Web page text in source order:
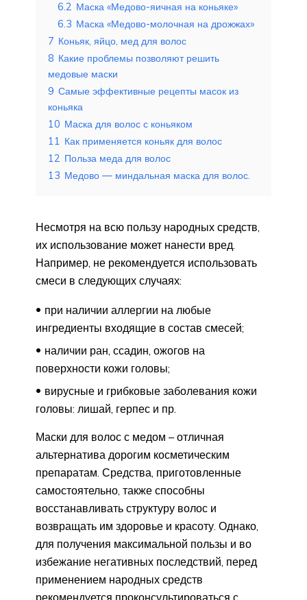
6.2 Маска «Медово-яичная на коньяке»
6.3 Маска «Медово-молочная на дрожжах»
7 Коньяк, яйцо, мед для волос
8 Какие проблемы позволяют решить
медовые маски
9 Самые эффективные рецепты масок из
коньяка
10 Маска для волос с коньяком
11 Как применяется коньяк для волос
12 Польза меда для волос
13 Медово — миндальная маска для волос.
Несмотря на всю пользу народных средств,
их использование может нанести вред.
Например, не рекомендуется использовать
смеси в следующих случаях:
при наличии аллергии на любые
ингредиенты входящие в состав смесей;
наличии ран, ссадин, ожогов на
поверхности кожи головы;
вирусные и грибковые заболевания кожи
головы: лишай, герпес и пр.
Маски для волос с медом – отличная
альтернатива дорогим косметическим
препаратам. Средства, приготовленные
самостоятельно, также способны
восстанавливать структуру волос и
возвращать им здоровье и красоту. Однако,
для получения максимальной пользы и во
избежание негативных последствий, перед
применением народных средств
рекомендуется проконсультироваться с